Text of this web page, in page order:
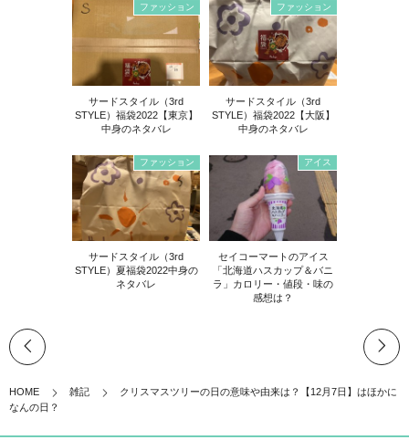
ファッション
サードスタイル（3rd
STYLE）福袋2022【東京】
中身のネタバレ
ファッション
サードスタイル（3rd
STYLE）福袋2022【大阪】
中身のネタバレ
ファッション
サードスタイル（3rd
STYLE）夏福袋2022中身の
ネタバレ
アイス
セイコーマートのアイス
「北海道ハスカップ＆バニ
ラ」カロリー・値段・味の
感想は？
HOME 雑記
クリスマスツリーの日の意味や由来は？【12月7日】はほかに
なんの日？